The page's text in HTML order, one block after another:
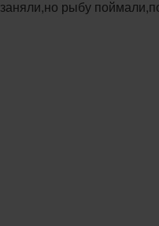
заняли,но рыбу